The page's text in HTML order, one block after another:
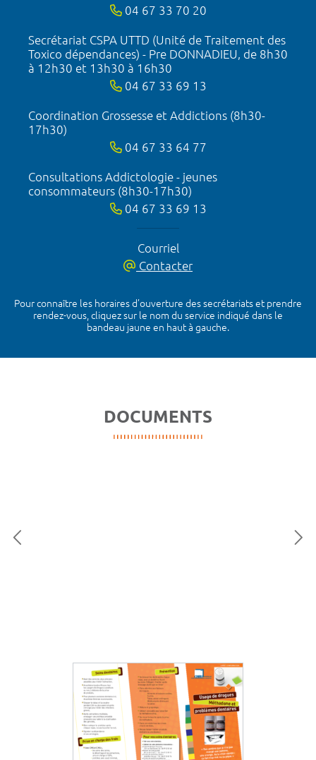
04 67 33 70 20
Secrétariat CSPA UTTD (Unité de Traitement des
Toxico dépendances) - Pre DONNADIEU, de 8h30
à 12h30 et 13h30 à 16h30
04 67 33 69 13
Coordination Grossesse et Addictions (8h30-
17h30)
04 67 33 64 77
Consultations Addictologie - jeunes
consommateurs (8h30-17h30)
04 67 33 69 13
Courriel
Contacter
Pour connaître les horaires d’ouverture des secrétariats et prendre
rendez-vous, cliquez sur le nom du service indiqué dans le
bandeau jaune en haut à gauche.
DOCUMENTS